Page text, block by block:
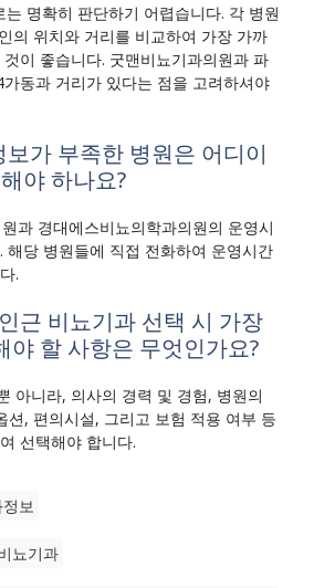
명확히 판단하기 어렵습니다. 각 병원
의 위치와 거리를 비교하여 가장 가까
이 좋습니다. 굿맨비뇨기과의원과 파
동과 거리가 있다는 점을 고려하셔야
가 부족한 병원은 어디이
야 하나요?
과 경대에스비뇨의학과의원의 운영시
해당 병원들에 직접 전화하여 운영시간
.
근 비뇨기과 선택 시 가장
야 할 사항은 무엇인가요?
아니라, 의사의 경력 및 경험, 병원의
션, 편의시설, 그리고 보험 적용 여부 등
선택해야 합니다.
보
뇨기과